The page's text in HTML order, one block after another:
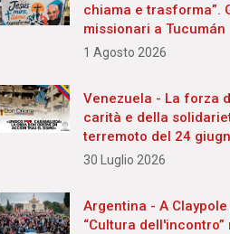
chiama e trasforma”.
missionari a Tucumán
1 Agosto 2026
Venezuela - La forza
carità e della
terremoto del 24
30 Luglio 2026
Argentina - A Claypole
“Cultura